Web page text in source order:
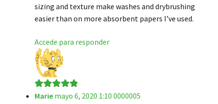
sizing and texture make washes and drybrushing
easier than on more absorbent papers I’ve used.
Accede para responder
Valorado en 5
Marie mayo 6, 2020 1:10 0000005